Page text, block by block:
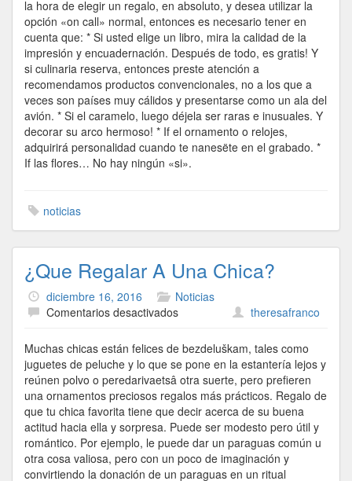
la hora de elegir un regalo, en absoluto, y desea utilizar la
opción «on call» normal, entonces es necesario tener en
cuenta que: * Si usted elige un libro, mira la calidad de la
impresión y encuadernación. Después de todo, es gratis! Y
si culinaria reserva, entonces preste atención a
recomendamos productos convencionales, no a los que a
veces son países muy cálidos y presentarse como un ala del
avión. * Si el caramelo, luego déjela ser raras e inusuales. Y
decorar su arco hermoso! * If el ornamento o relojes,
adquirirá personalidad cuando te nanesëte en el grabado. *
If las flores… No hay ningún «si».
noticias
¿Que Regalar A Una Chica?
diciembre 16, 2016
Noticias
Comentarios desactivadosen
Regalar
A
Una
Chica?
theresafranco
Muchas chicas están felices de bezdeluškam, tales como
juguetes de peluche y lo que se pone en la estantería lejos y
reúnen polvo o peredarivaetsâ otra suerte, pero prefieren
una ornamentos preciosos regalos más prácticos. Regalo de
que tu chica favorita tiene que decir acerca de su buena
actitud hacia ella y sorpresa. Puede ser modesto pero útil y
romántico. Por ejemplo, le puede dar un paraguas común u
otra cosa valiosa, pero con un poco de imaginación y
convirtiendo la donación de un paraguas en un ritual